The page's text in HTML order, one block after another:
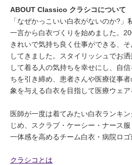
ABOUT Classico クラシコについて
「なぜかっこいい白衣がないのか?
一言から白衣づくりを始めました。
きれいで気持ち良く仕事ができる、
してきました。スタイリッシュでお
して着る人の気持ちを幸せにし、自
ちを引き締め、患者さんや医療従事
象を与える白衣を目指して医療ウェア
医師が一度は着てみたい白衣ランキ
じめ、スクラブ・ケーシー・ナース
一体感を高めるチーム白衣・病院ロゴ
クラシコとは